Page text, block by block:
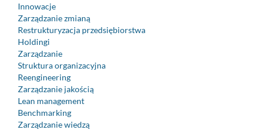
Innowacje
Zarządzanie zmianą
Restrukturyzacja przedsiębiorstwa
Holdingi
Zarządzanie
Struktura organizacyjna
Reengineering
Zarządzanie jakością
Lean management
Benchmarking
Zarządzanie wiedzą